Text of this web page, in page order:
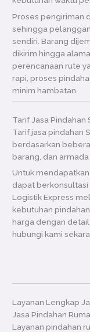
Proses pengiriman
sehingga
sendiri. Barang
dikirim hingga
perencanaan rute
rapi, proses
minim hambatan.
Tarif Jasa Pindahan
Tarif jasa pindahan
berdasarkan
barang, dan armada
Untuk
dapat
Logistik Express
kebutuhan
harga dengan
hubungi kami
Layanan Lengkap
Jasa Pindahan
Layanan pindahan